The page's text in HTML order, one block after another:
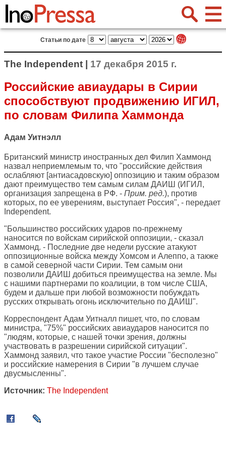
Статьи по дате
The Independent | 17 декабря 2015 г.
Российские авиаудары в Сирии
способствуют продвижению ИГИЛ,
по словам Филипа Хаммонда
Адам Уитнэлл
Британский министр иностранных дел Филип Хаммонд
назвал неприемлемым то, что "российские действия
ослабляют [антиасадовскую] оппозицию и таким образом
дают преимущество тем самым силам ДАИШ (ИГИЛ,
организация запрещена в РФ. - Прим. ред.), против
которых, по ее уверениям, выступает Россия", - передает
Independent.
"Большинство российских ударов по-прежнему
наносится по войскам сирийской оппозиции, - сказал
Хаммонд. - Последние две недели русские атакуют
оппозиционные войска между Хомсом и Алеппо, а также
в самой северной части Сирии. Тем самым они
позволили ДАИШ добиться преимущества на земле. Мы
с нашими партнерами по коалиции, в том числе США,
будем и дальше при любой возможности побуждать
русских открывать огонь исключительно по ДАИШ".
Корреспондент Адам Уитналл пишет, что, по словам
министра, "75%" российских авиаударов наносится по
"людям, которые, с нашей точки зрения, должны
участвовать в разрешении сирийской ситуации".
Хаммонд заявил, что такое участие России "бесполезно"
и российские намерения в Сирии "в лучшем случае
двусмысленны".
Источник: The Independent